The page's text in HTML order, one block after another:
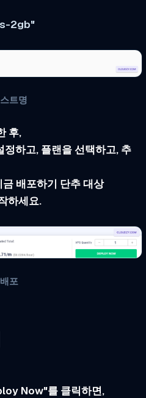
2gb"
트명
후,
하고, 플랜을 선택하고, 추
금 배포하기 단추 대상
하세요.
배포
Now"를 클릭하면,